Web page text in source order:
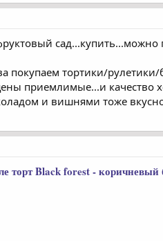
сад...купить...можно
покупаем тортики/
приемлимые...и качество
и вишнями тоже
торт Black forest -